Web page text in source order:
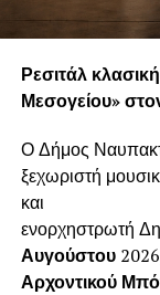
Ρεσιτάλ
Μεσογείου»
Ο Δήμος
ξεχωριστή
και
ενορχηστρωτή
Αυγούστου
Αρχοντικού